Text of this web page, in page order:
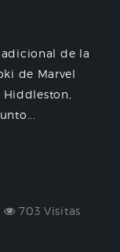
de la
de Marvel
703 Visitas